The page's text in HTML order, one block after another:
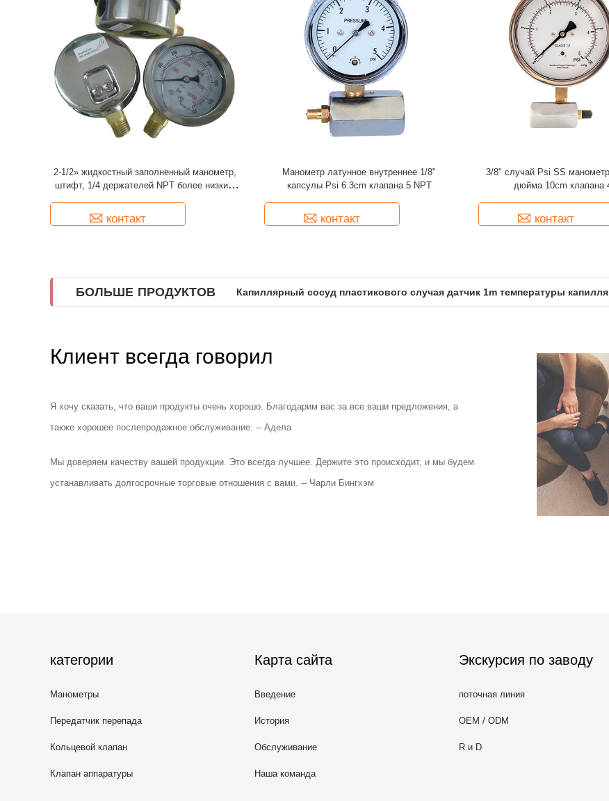
2-1/2» жидкостный заполненный манометр,
штифт, 1/4 держателей NPT более низких,
контакт
Манометр латунное внутреннее 1/8"
капсулы Psi 6.3cm клапана 5 NPT
контакт
3/8" случай Psi SS
дюйма 10cm клапана
контакт
БОЛЬШЕ ПРОДУКТОВ Капиллярный сосуд пластикового случая датчик 1m температуры
Клиент всегда говорил
Я хочу сказать, что ваши продукты очень хорошо. Благодарим вас за все ваши предложения, а
также хорошее послепродажное обслуживание. -- Адела
Мы доверяем качеству вашей продукции. Это всегда лучшее. Держите это происходит, и мы будем
устанавливать долгосрочные торговые отношения с вами. -- Чарли Бингхэм
категории
Манометры
Передатчик перепада
давления
Кольцевой клапан
Клапан аппаратуры
Карта сайта
Введение
История
Обслуживание
Наша команда
Экскурсия по заводу
поточная линия
OEM / ODM
R и D